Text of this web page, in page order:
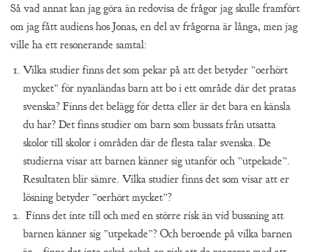
Så vad annat kan jag göra än redovisa de frågor jag skulle framfört
om jag fått audiens hos Jonas, en del av frågorna är långa, men jag
ville ha ett resonerande samtal:
Vilka studier finns det som pekar på att det betyder ”oerhört
mycket” för nyanländas barn att bo i ett område där det pratas
svenska? Finns det belägg för detta eller är det bara en känsla
du har? Det finns studier om barn som bussats från utsatta
skolor till skolor i områden där de flesta talar svenska. De
studierna visar att barnen känner sig utanför och ”utpekade”.
Resultaten blir sämre. Vilka studier finns det som visar att er
lösning betyder ”oerhört mycket”?
Finns det inte till och med en större risk än vid bussning att
barnen känner sig ”utpekade”? Och beroende på vilka barnen